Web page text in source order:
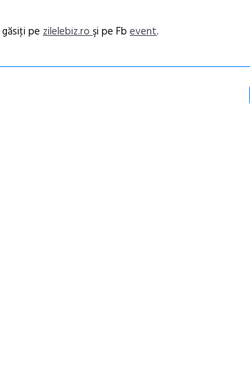
pe zilelebiz.roşi pe Fb event.